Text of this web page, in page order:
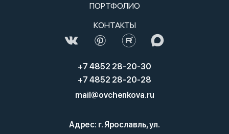
ПОРТФОЛИО
КОНТАКТЫ
+7 4852 28-20-30
+7 4852 28-20-28
mail@ovchenkova.ru
Адрес: г. Ярославль, ул.